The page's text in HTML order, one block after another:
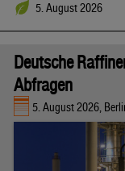
5. August 2026
Deutsche
Abfragen
5. August 2026,